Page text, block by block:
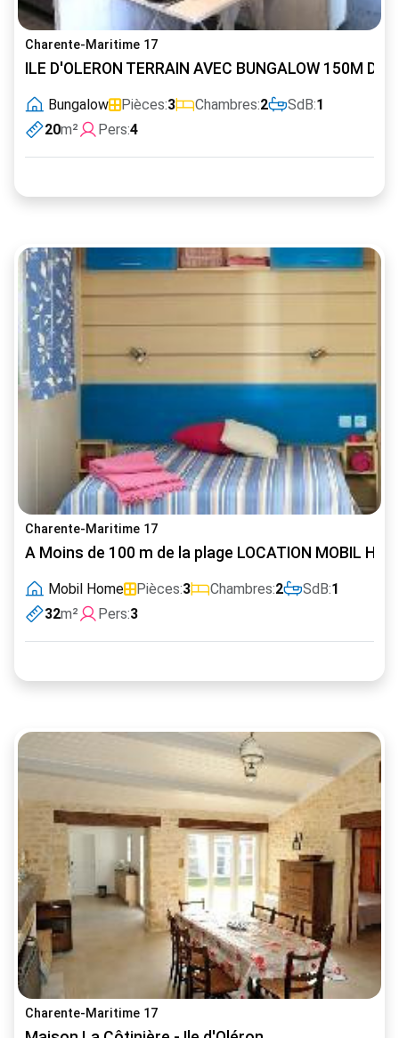
Charente-Maritime 17
ILE D'OLERON TERRAIN AVEC BUNGALOW 150M
Bungalow Pièces:3 Chambres:2 SdB:1
20m² Pers:4
Charente-Maritime 17
A Moins de 100 m de la plage LOCATION MOBIL
Mobil Home Pièces:3 Chambres:2 SdB:1
32m² Pers:3
Charente-Maritime 17